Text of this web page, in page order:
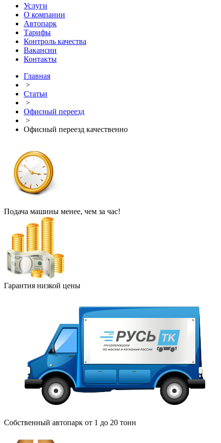
Услуги
О компании
Автопарк
Тарифы
Контроль качества
Вакансии
Контакты
Главная
>
Статьи
>
Офисный переезд
>
Офисный переезд качественно
Подача машины менее, чем за час!
Гарантия низкой цены
Собственный автопарк от 1 до 20 тонн